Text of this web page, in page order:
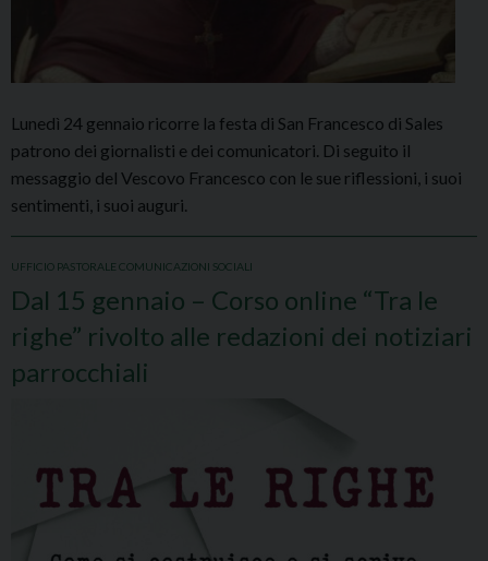
Lunedì 24 gennaio ricorre la festa di San Francesco di Sales
patrono dei giornalisti e dei comunicatori. Di seguito il
messaggio del Vescovo Francesco con le sue riflessioni, i suoi
sentimenti, i suoi auguri.
UFFICIO PASTORALE COMUNICAZIONI SOCIALI
Dal 15 gennaio – Corso online “Tra le
righe” rivolto alle redazioni dei notiziari
parrocchiali